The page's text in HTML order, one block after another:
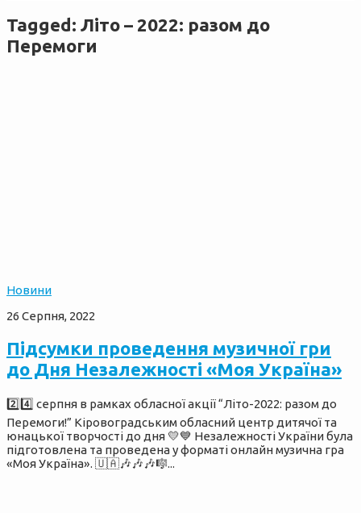
Tagged: Літо – 2022: разом до
Перемоги
Новини
26 Серпня, 2022
Підсумки проведення музичної гри
до Дня Незалежності «Моя Україна»
2️⃣4️⃣ серпня в рамках обласної акції “Літо-2022: разом до
Перемоги!” Кіровоградським обласний центр дитячої та
юнацької творчості до дня 💛💙 Незалежності України була
підготовлена та проведена у форматі онлайн музична гра
«Моя Україна». 🇺🇦🎶🎶🎶🎼...